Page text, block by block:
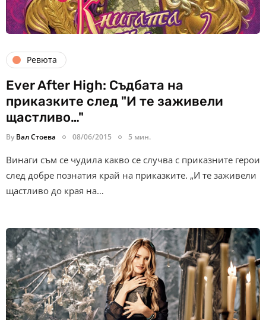
Ревюта
Ever After High: Съдбата на
приказките след "И те заживели
щастливо…"
By Вал Стоева 08/06/2015 5 мин.
Винаги съм се чудила какво се случва с приказните герои
след добре познатия край на приказките. „И те заживели
щастливо до края на…